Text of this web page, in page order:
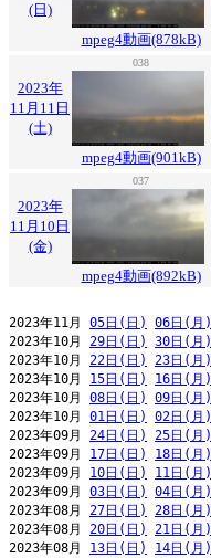
(日)
mpeg4動画(878kB)
038
2023年
11月11日
(土)
mpeg4動画(901kB)
037
2023年
11月10日
(金)
mpeg4動画(892kB)
2023年11月 05日(日) 06日(月)
2023年10月 29日(日) 30日(月)
2023年10月 22日(日) 23日(月)
2023年10月 15日(日) 16日(月)
2023年10月 08日(日) 09日(月)
2023年10月 01日(日) 02日(月)
2023年09月 24日(日) 25日(月)
2023年09月 17日(日) 18日(月)
2023年09月 10日(日) 11日(月)
2023年09月 03日(日) 04日(月)
2023年08月 27日(日) 28日(月)
2023年08月 20日(日) 21日(月)
2023年08月 13日(日) 14日(月)